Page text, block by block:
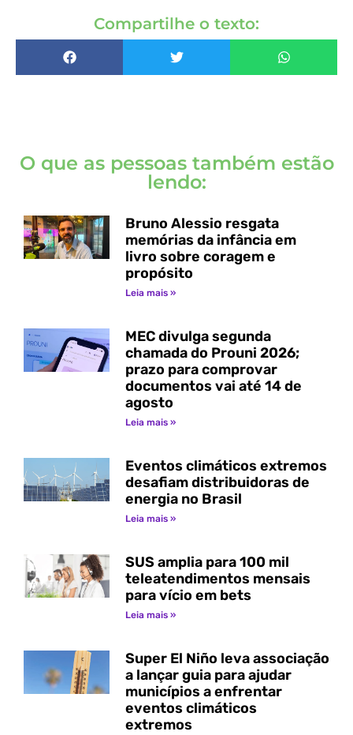
Compartilhe o texto:
O que as pessoas também estão
lendo:
Bruno Alessio resgata
memórias da infância em
livro sobre coragem e
propósito
Leia mais »
MEC divulga segunda
chamada do Prouni 2026;
prazo para comprovar
documentos vai até 14 de
agosto
Leia mais »
Eventos climáticos extremos
desafiam distribuidoras de
energia no Brasil
Leia mais »
SUS amplia para 100 mil
teleatendimentos mensais
para vício em bets
Leia mais »
Super El Niño leva associação
a lançar guia para ajudar
municípios a enfrentar
eventos climáticos
extremos